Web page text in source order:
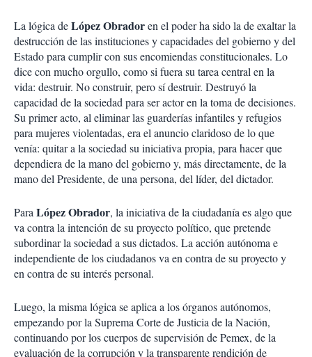
La lógica deLópez Obradoren el poder ha sido la de exaltar la
destrucción de las instituciones y capacidades del gobierno y del
Estado para cumplir con sus encomiendas constitucionales. Lo
dice con mucho orgullo, como si fuera su tarea central en la
vida: destruir. No construir, pero sí destruir. Destruyó la
capacidad de la sociedad para ser actor en la toma de decisiones.
Su primer acto, al eliminar las guarderías infantiles y refugios
para mujeres violentadas, era el anuncio claridoso de lo que
venía: quitar a la sociedad su iniciativa propia, para hacer que
dependiera de la mano del gobierno y, más directamente, de la
mano del Presidente, de una persona, del líder, del dictador.
Para López Obrador, la iniciativa de la ciudadanía es algo que
va contra la intención de su proyecto político, que pretende
subordinar la sociedad a sus dictados. La acción autónoma e
independiente de los ciudadanos va en contra de su proyecto y
en contra de su interés personal.
Luego, la misma lógica se aplica a los órganos autónomos,
empezando por la Suprema Corte de Justicia de la Nación,
continuando por los cuerpos de supervisión de Pemex, de la
evaluación de la corrupción y la transparente rendición de